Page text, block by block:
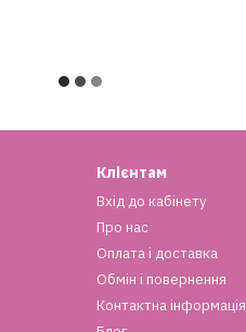
Клієнтам
Вхід до кабінету
Про нас
Оплата і доставка
Обмін і повернення
Контактна інформація